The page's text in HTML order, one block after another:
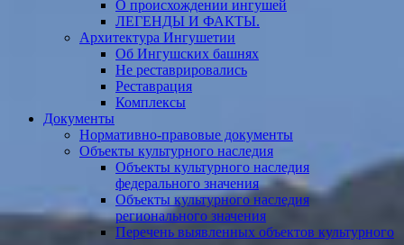
О происхождении ингушей
ЛЕГЕНДЫ И ФАКТЫ.
Архитектура Ингушетии
Об Ингушских башнях
Не реставрировались
Реставрация
Комплексы
Документы
Нормативно-правовые документы
Объекты культурного наследия
Объекты культурного наследия
федерального значения
Объекты культурного наследия
регионального значения
Перечень выявленных объектов культурного